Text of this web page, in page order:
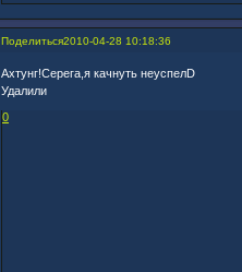
Поделиться2010-04-28 10:18:36
Ахтунг!Серега,я качнуть неуспелD
Удалили
0